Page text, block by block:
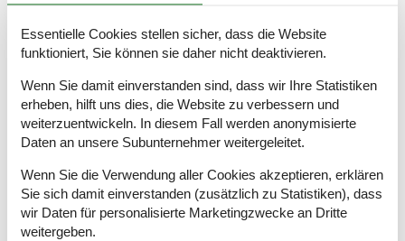
Die Küche ist mit Kühlschrank ausgestattet. Außerdem gibt es 4
Induktions-Kochzonen, Umluftofen, Mikrowelle sowie
Geschirrspüler.
WC und Bad
Es gibt 1 Badezimmer mit Duschnische und 1 Toilette.
Multimedien
Lautsprecher. Mindestens 4 dänische Fernsehsender.
Mindestens 4 deutsche Fernsehsender. Es steht kabellose
Internetverbindung zur Verfügung.
Essentielle Cookies stellen sicher, dass die Website
funktioniert, Sie können sie daher nicht deaktivieren.
Wenn Sie damit einverstanden sind, dass wir Ihre Statistiken
erheben, hilft uns dies, die Website zu verbessern und
weiterzuentwickeln. In diesem Fall werden anonymisierte
Daten an unsere Subunternehmer weitergeleitet.
Wenn Sie die Verwendung aller Cookies akzeptieren, erklären
Sie sich damit einverstanden (zusätzlich zu Statistiken), dass
wir Daten für personalisierte Marketingzwecke an Dritte
weitergeben.